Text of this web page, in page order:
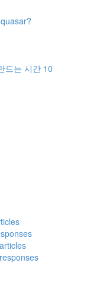
드는 시간 10